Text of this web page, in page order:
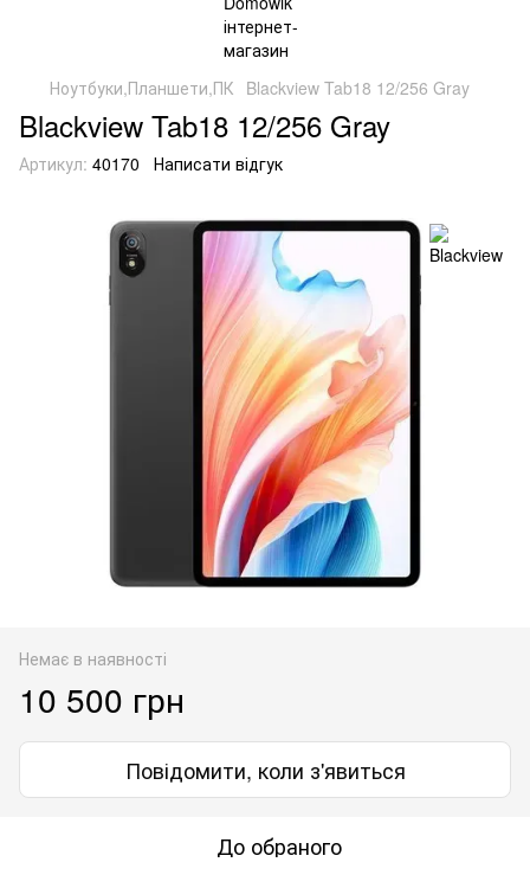
Ноутбуки,Планшети,ПК Blackview Tab18 12/256 Gray
Blackview Tab18 12/256 Gray
Артикул: 40170 Написати відгук
Немає в наявності
10 500 грн
Повідомити, коли з'явиться
До обраного